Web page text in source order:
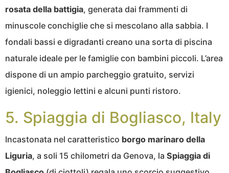
rosata della battigia, generata dai frammenti di
minuscole conchiglie che si mescolano alla sabbia. I
fondali bassi e digradanti creano una sorta di piscina
naturale ideale per le famiglie con bambini piccoli. L’area
dispone di un ampio parcheggio gratuito, servizi
igienici, noleggio lettini e alcuni punti ristoro.
5. Spiaggia di Bogliasco, Italy
Incastonata nel caratteristico borgo marinaro della
Liguria, a soli 15 chilometri da Genova, la Spiaggia di